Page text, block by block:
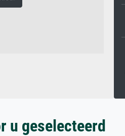
u geselecteerd